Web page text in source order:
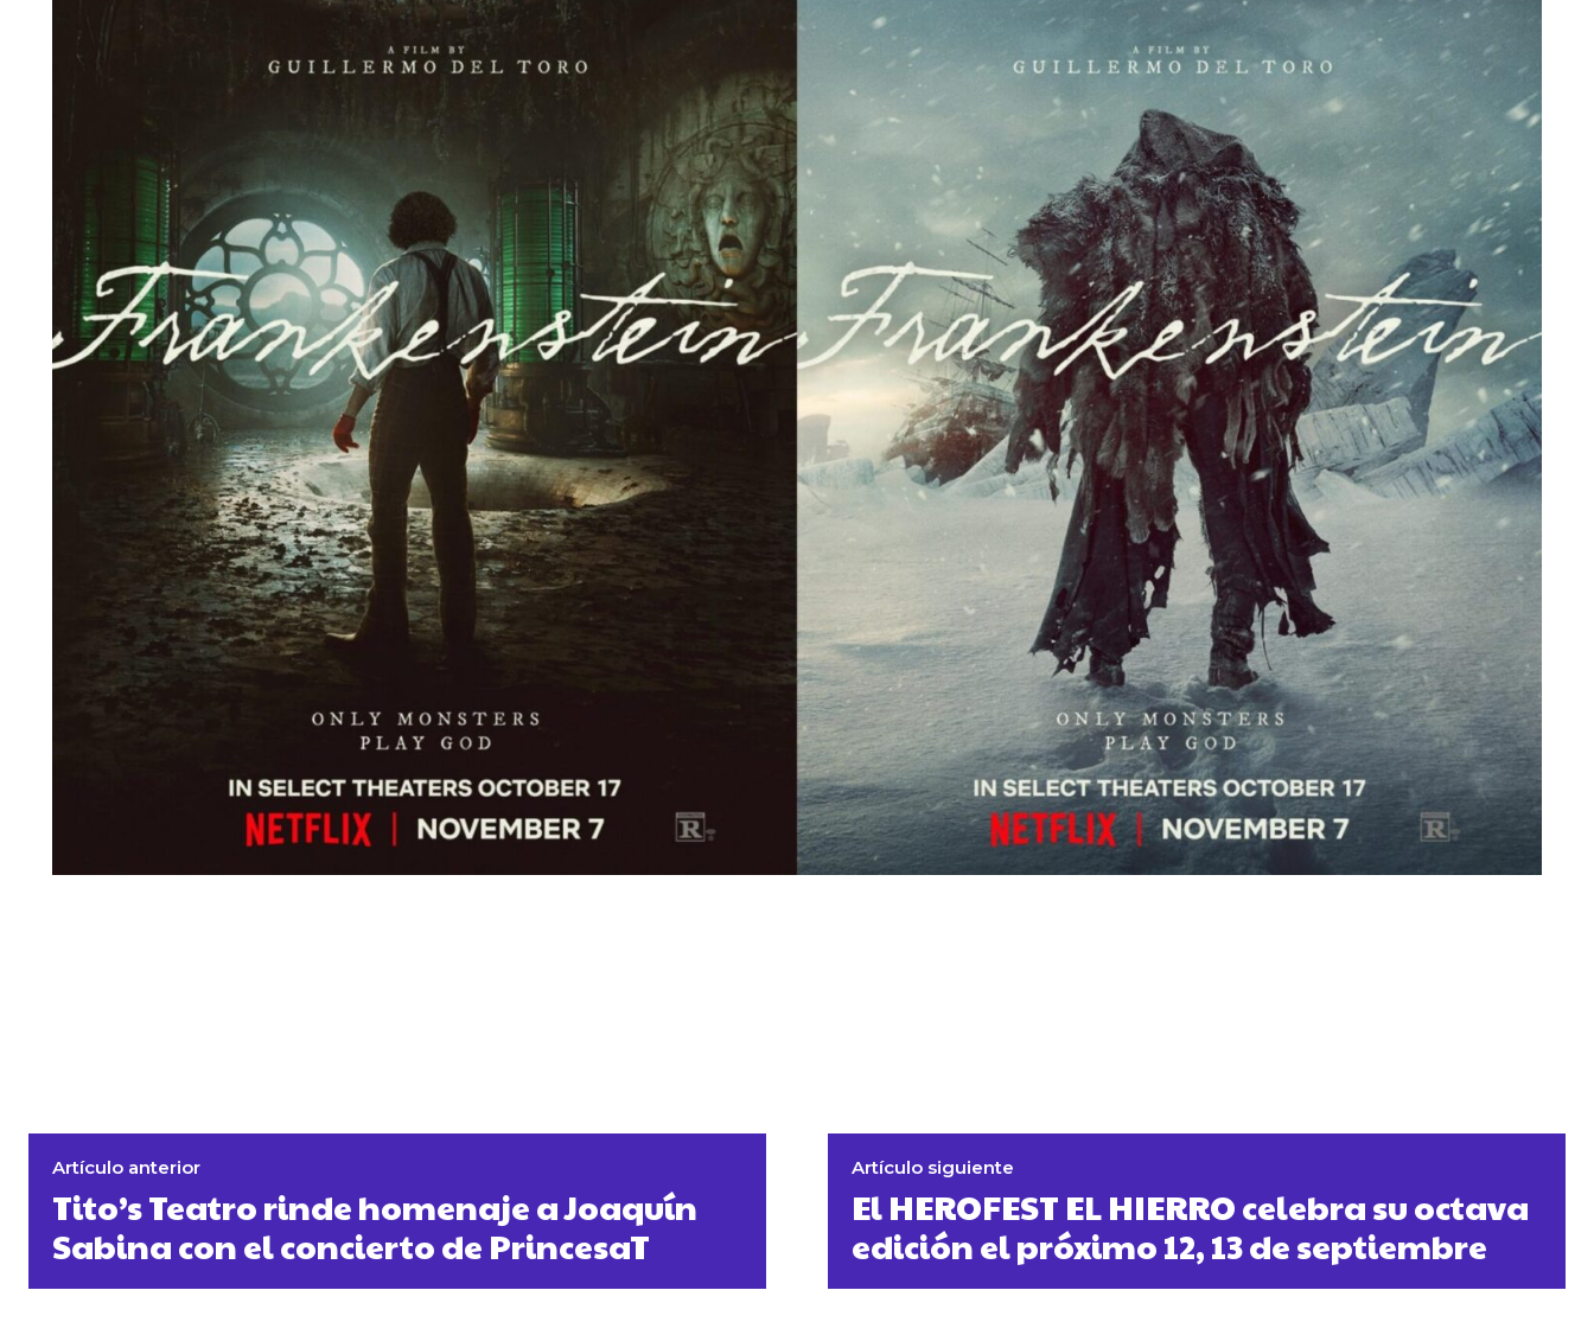
Artículo anterior
Tito’s Teatro rinde homenaje a Joaquín
Sabina con el concierto de PrincesaT
Artículo siguiente
El HEROFEST EL HIERRO celebra su octava
edición el próximo 12, 13 de septiembre